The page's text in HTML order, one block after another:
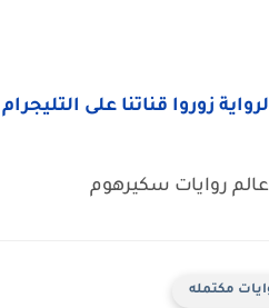
زوروا قناتنا على
روايات سكيرهوم
مكتمله